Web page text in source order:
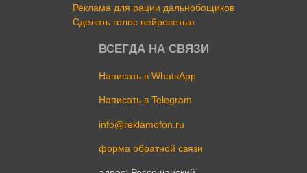
Реклама для рации дальнобощиков
Сделать голос нейросетью
ВСЕГДА НА СВЯЗИ
Написать в WhatsApp
Написать в Telegram
info@reklamofon.ru
форма обратной связи